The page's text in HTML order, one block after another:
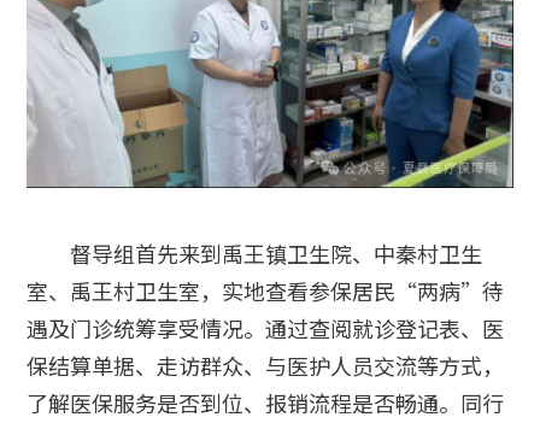
督导组首先来到禹王镇卫生院、中秦村卫生
室、禹王村卫生室，实地查看参保居民“两病”待
遇及门诊统筹享受情况。通过查阅就诊登记表、医
保结算单据、走访群众、与医护人员交流等方式，
了解医保服务是否到位、报销流程是否畅通。同行